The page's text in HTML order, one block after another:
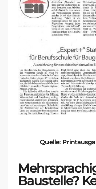
Quelle:
Baustelle?